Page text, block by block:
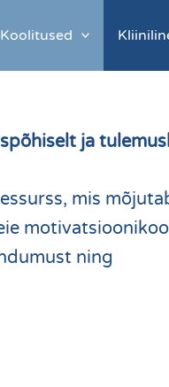
Koolitused
ja
mis
ning